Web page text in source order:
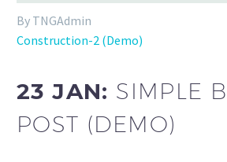
By TNGAdmin
Construction-2 (Demo)
23 JAN: SIMPLE
POST (DEMO)